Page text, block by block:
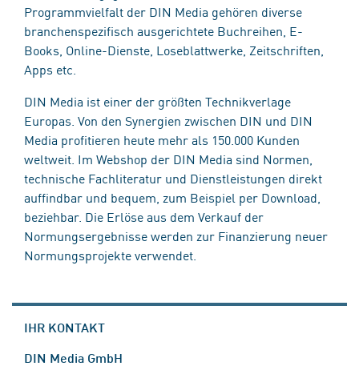
Programmvielfalt der DIN Media gehören diverse
branchenspezifisch ausgerichtete Buchreihen, E-
Books, Online-Dienste, Loseblattwerke, Zeitschriften,
Apps etc.
DIN Media ist einer der größten Technikverlage
Europas. Von den Synergien zwischen DIN und DIN
Media profitieren heute mehr als 150.000 Kunden
weltweit. Im Webshop der DIN Media sind Normen,
technische Fachliteratur und Dienstleistungen direkt
auffindbar und bequem, zum Beispiel per Download,
beziehbar. Die Erlöse aus dem Verkauf der
Normungsergebnisse werden zur Finanzierung neuer
Normungsprojekte verwendet.
IHR KONTAKT
DIN Media GmbH